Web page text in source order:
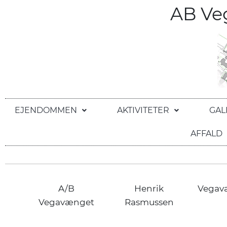
AB
EJENDOMMEN AKTIVITETER
AFFALD
A/B
Vegavænget
Henrik
Rasmussen